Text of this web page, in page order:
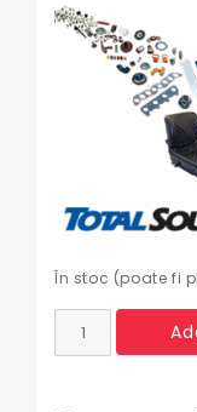
În stoc (poate fi
Cantitate
Rulment